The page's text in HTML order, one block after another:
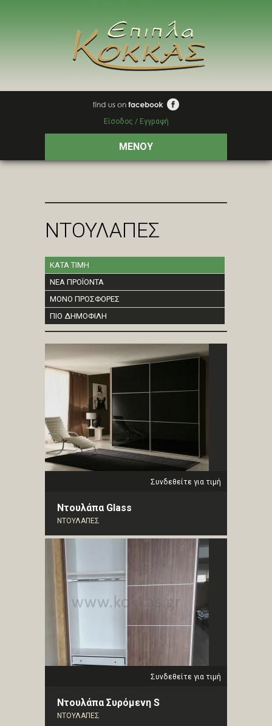
Είσοδος / Εγγραφή
ΜΕΝΟΥ
ΝΤΟΥΛΑΠΕΣ
ΚΑΤΑ ΤΙΜΗ
ΝΕΑ ΠΡΟΪΟΝΤΑ
ΜΟΝΟ ΠΡΟΣΦΟΡΕΣ
ΠΙΟ ΔΗΜΟΦΙΛΗ
Συνδεθείτε για τιμή
Ντουλάπα Glass
ΝΤΟΥΛΑΠΕΣ
Συνδεθείτε για τιμή
Ντουλάπα Συρόμενη S
ΝΤΟΥΛΑΠΕΣ